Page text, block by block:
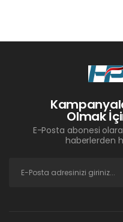
Olmak
E-Posta abonesi
haberlerden